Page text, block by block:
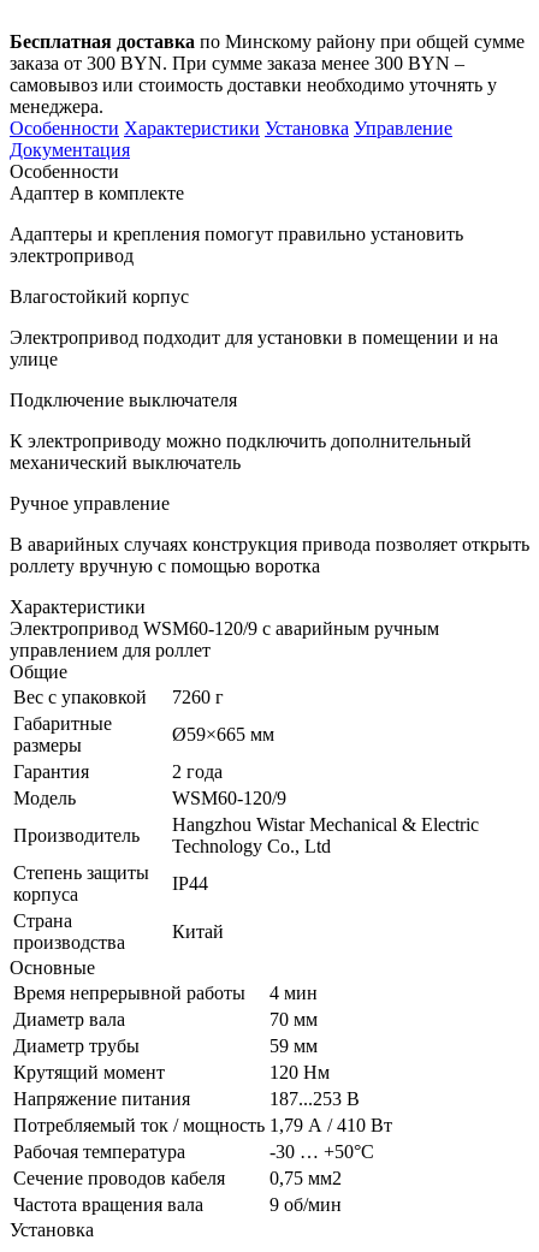
Бесплатная доставка по Минскому району при общей сумме
заказа от 300 BYN. При сумме заказа менее 300 BYN –
самовывоз или стоимость доставки необходимо уточнять у
менеджера.
Особенности Характеристики Установка Управление
Документация
Особенности
Адаптер в комплекте
Адаптеры и крепления помогут правильно установить
электропривод
Влагостойкий корпус
Электропривод подходит для установки в помещении и на
улице
Подключение выключателя
К электроприводу можно подключить дополнительный
механический выключатель
Ручное управление
В аварийных случаях конструкция привода позволяет открыть
роллету вручную с помощью воротка
Характеристики
Электропривод WSM60-120/9 c аварийным ручным
управлением для роллет
Общие
Вес с упаковкой
7260 г
Габаритные
размеры
Ø59×665 мм
Гарантия
2 года
Модель
WSM60-120/9
Производитель
Hangzhou Wistar Mechanical & Electric
Technology Co., Ltd
Степень защиты
корпуса
IP44
Страна
производства
Китай
Основные
Время непрерывной работы
4 мин
Диаметр вала
70 мм
Диаметр трубы
59 мм
Крутящий момент
120 Нм
Напряжение питания
187...253 В
Потребляемый ток / мощность 1,79 А / 410 Вт
Рабочая температура
-30 … +50°C
Сечение проводов кабеля
0,75 мм2
Частота вращения вала
9 об/мин
Установка